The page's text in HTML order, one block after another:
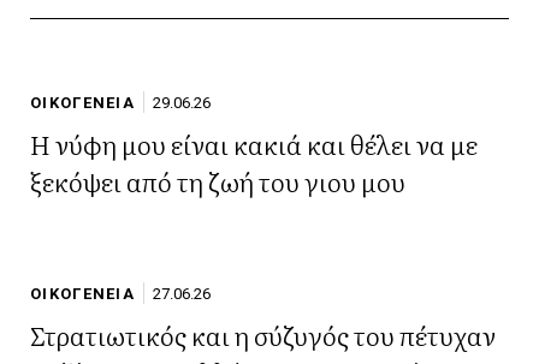
ΟΙΚΟΓΕΝΕΙΑ 29.06.26
Η νύφη μου είναι κακιά και θέλει να με
ξεκόψει από τη ζωή του γιου μου
ΟΙΚΟΓΕΝΕΙΑ 27.06.26
Στρατιωτικός και η σύζυγός του πέτυχαν